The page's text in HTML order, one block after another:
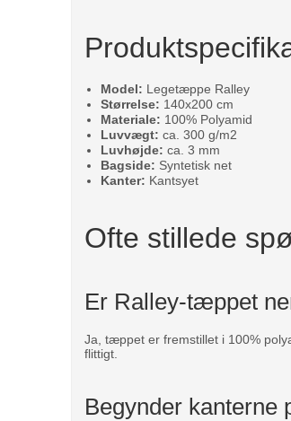
Model: Legetæppe Ralley
Størrelse: 140x200 cm
Materiale: 100% Polyamid
Luvvægt: ca. 300 g/m2
Luvhøjde: ca. 3 mm
Bagside: Syntetisk net
Kanter: Kantsyet
Ofte stillede
Er Ralley-tæppet
Ja, tæppet er fremstillet i 100%
flittigt.
Begynder kanterne